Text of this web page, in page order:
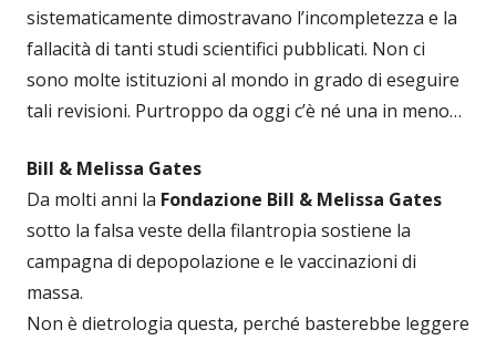
sistematicamente dimostravano l’incompletezza e la
fallacità di tanti studi scientifici pubblicati. Non ci
sono molte istituzioni al mondo in grado di eseguire
tali revisioni. Purtroppo da oggi c’è né una in meno…
Bill & Melissa Gates
Da molti anni la Fondazione Bill & Melissa Gates
sotto la falsa veste della filantropia sostiene la
campagna di depopolazione e le vaccinazioni di
massa.
Non è dietrologia questa, perché basterebbe leggere